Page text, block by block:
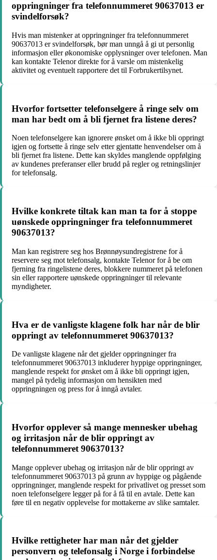
oppringninger fra telefonnummeret 90637013 er
svindelforsøk?
Hvis man mistenker at oppringninger fra telefonnummeret
90637013 er svindelforsøk, bør man unngå å gi ut personlig
informasjon eller økonomiske opplysninger over telefonen. Man
kan kontakte Telenor direkte for å varsle om mistenkelig
aktivitet og eventuelt rapportere det til Forbrukertilsynet.
Hvorfor fortsetter telefonselgere å ringe selv om
man har bedt om å bli fjernet fra listene deres?
Noen telefonselgere kan ignorere ønsket om å ikke bli oppringt
igjen og fortsette å ringe selv etter gjentatte henvendelser om å
bli fjernet fra listene. Dette kan skyldes manglende oppfølging
av kundenes preferanser eller brudd på regler og retningslinjer
for telefonsalg.
Hvilke konkrete tiltak kan man ta for å stoppe
uønskede oppringninger fra telefonnummeret
90637013?
Man kan registrere seg hos Brønnøysundregistrene for å
reservere seg mot telefonsalg, kontakte Telenor for å be om
fjerning fra ringelistene deres, blokkere nummeret på telefonen
sin eller rapportere uønskede oppringninger til relevante
myndigheter.
Hva er de vanligste klagene folk har når de blir
oppringt av telefonnummeret 90637013?
De vanligste klagene når det gjelder oppringninger fra
telefonnummeret 90637013 inkluderer hyppige oppringninger,
manglende respekt for ønsket om å ikke bli oppringt igjen,
mangel på tydelig informasjon om hensikten med
oppringningen og press for å inngå avtaler.
Hvorfor opplever så mange mennesker ubehag
og irritasjon når de blir oppringt av
telefonnummeret 90637013?
Mange opplever ubehag og irritasjon når de blir oppringt av
telefonnummeret 90637013 på grunn av hyppige og pågående
oppringninger, manglende respekt for privatlivet og presset som
noen telefonselgere legger på for å få til en avtale. Dette kan
føre til en negativ opplevelse for mottakerne av slike samtaler.
Hvilke rettigheter har man når det gjelder
personvern og telefonsalg i Norge i forbindelse